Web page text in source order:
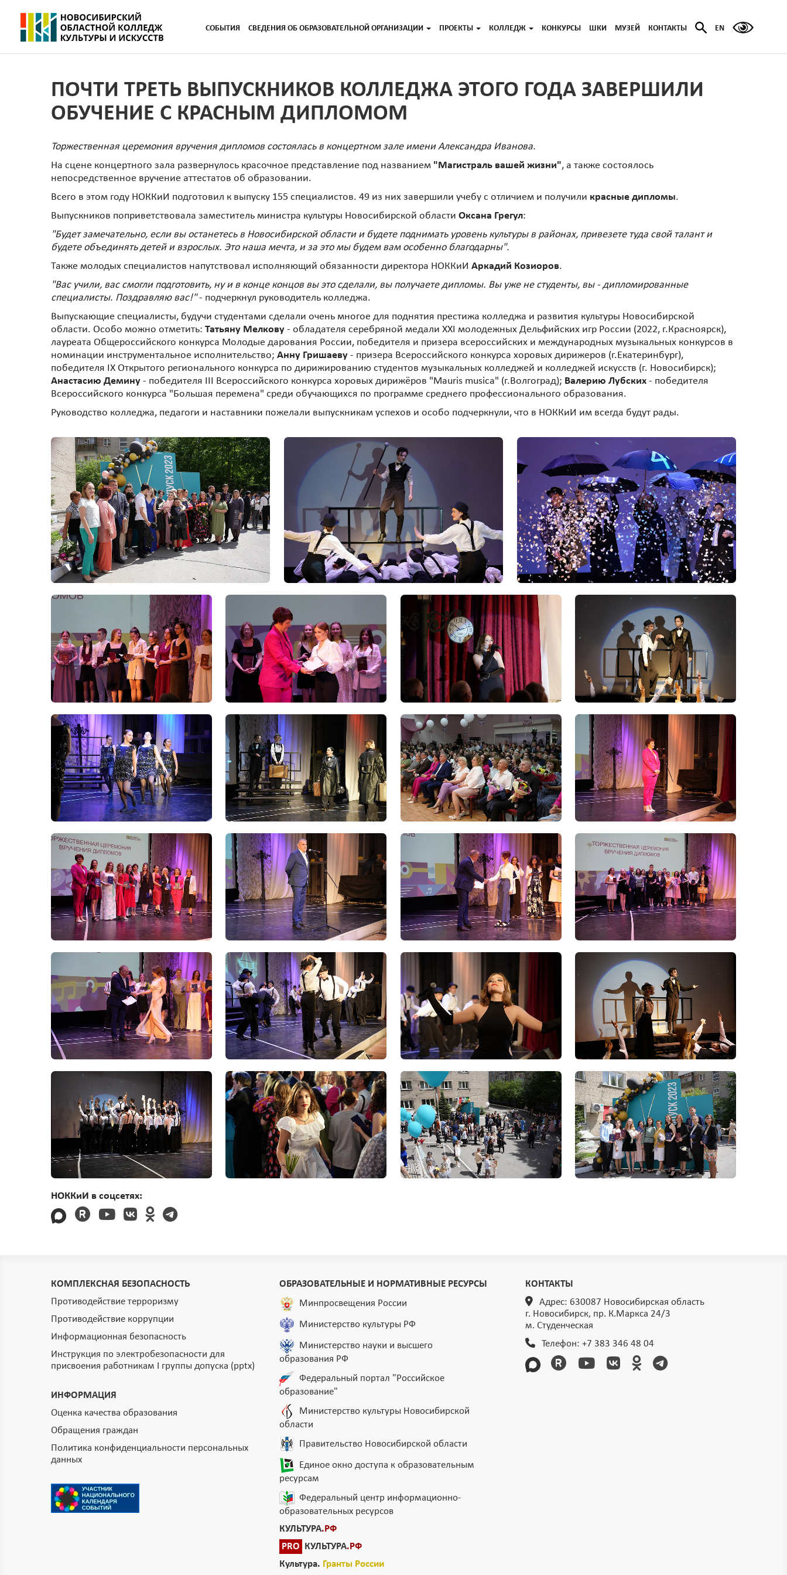
СОБЫТИЯ СВЕДЕНИЯ ОБ ОБРАЗОВАТЕЛЬНОЙ ОРГАНИЗАЦИИ ПРОЕКТЫ КОЛЛЕДЖ КОНКУРСЫ ШКИ МУЗЕЙ КОНТАКТЫ EN
ПОЧТИ ТРЕТЬ ВЫПУСКНИКОВ КОЛЛЕДЖА ЭТОГО ГОДА ЗАВЕРШИЛИ
ОБУЧЕНИЕ С КРАСНЫМ ДИПЛОМОМ
Торжественная церемония вручения дипломов состоялась в концертном зале имени Александра Иванова.
На сцене концертного зала развернулось красочное представление под названием "Магистраль вашей жизни", а также состоялось
непосредственное вручение аттестатов об образовании.
Всего в этом году НОККиИ подготовил к выпуску 155 специалистов. 49 из них завершили учебу с отличием и получили красные дипломы.
Выпускников поприветствовала заместитель министра культуры Новосибирской области Оксана Грегул:
"Будет замечательно, если вы останетесь в Новосибирской области и будете поднимать уровень культуры в районах, привезете туда свой талант и
будете объединять детей и взрослых. Это наша мечта, и за это мы будем вам особенно благодарны".
Также молодых специалистов напутствовал исполняющий обязанности директора НОККиИ Аркадий Козиоров.
"Вас учили, вас смогли подготовить, ну и в конце концов вы это сделали, вы получаете дипломы. Вы уже не студенты, вы - дипломированные
специалисты. Поздравляю вас!"- подчеркнул руководитель колледжа.
Выпускающие специалисты, будучи студентами сделали очень многое для поднятия престижа колледжа и развития культуры Новосибирской
области. Особо можно отметить: Татьяну Мелкову - обладателя серебряной медали XXI молодежных Дельфийских игр России (2022, г.Красноярск),
лауреата Общероссийского конкурса Молодые дарования России, победителя и призера всероссийских и международных музыкальных конкурсов в
номинации инструментальное исполнительство; Анну Гришаеву - призера Всероссийского конкурса хоровых дирижеров (г.Екатеринбург),
победителя IX Открытого регионального конкурса по дирижированию студентов музыкальных колледжей и колледжей искусств (г. Новосибирск);
Анастасию Демину - победителя III Всероссийского конкурса хоровых дирижёров "Mauris musica" (г.Волгоград); Валерию Лубских - победителя
Всероссийского конкурса "Большая перемена" среди обучающихся по программе среднего профессионального образования.
Руководство колледжа, педагоги и наставники пожелали выпускникам успехов и особо подчеркнули, что в НОККиИ им всегда будут рады.
НОККиИ в соцсетях:
КОМПЛЕКСНАЯ БЕЗОПАСНОСТЬ
Противодействие терроризму
Противодействие коррупции
Информационная безопасность
Инструкция по электробезопасности для
присвоения работникам I группы допуска (pptx)
ИНФОРМАЦИЯ
Оценка качества образования
Обращения граждан
Политика конфиденциальности персональных
данных
ОБРАЗОВАТЕЛЬНЫЕ И НОРМАТИВНЫЕ РЕСУРСЫ
Минпросвещения России
Министерство культуры РФ
Министерство науки и высшего
образования РФ
Федеральный портал "Российское
образование"
Министерство культуры Новосибирской
области
Правительство Новосибирской области
Единое окно доступа к образовательным
ресурсам
Федеральный центр информационно-
образовательных ресурсов
КУЛЬТУРА.РФ
PRO
КУЛЬТУРА.РФ
Культура. Гранты России
КОНТАКТЫ
Адрес: 630087 Новосибирская область
г. Новосибирск, пр. К.Маркса 24/3
м. Студенческая
Телефон: +7 383 346 48 04